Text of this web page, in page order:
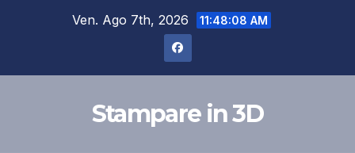
Ven. Ago 7th, 2026 11:48:09 AM
Stampare in 3D